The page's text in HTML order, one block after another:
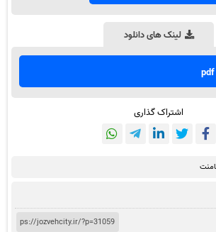
لینک های دانلود
اشتراک گذاری